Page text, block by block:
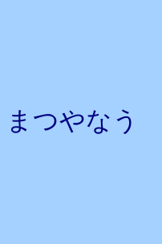
まつやなう